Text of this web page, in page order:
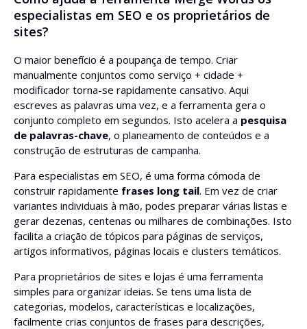
especialistas em SEO e os proprietários de
sites?
O maior benefício é a poupança de tempo. Criar
manualmente conjuntos como serviço + cidade +
modificador torna-se rapidamente cansativo. Aqui
escreves as palavras uma vez, e a ferramenta gera o
conjunto completo em segundos. Isto acelera a pesquisa
de palavras-chave, o planeamento de conteúdos e a
construção de estruturas de campanha.
Para especialistas em SEO, é uma forma cómoda de
construir rapidamente frases long tail. Em vez de criar
variantes individuais à mão, podes preparar várias listas e
gerar dezenas, centenas ou milhares de combinações. Isto
facilita a criação de tópicos para páginas de serviços,
artigos informativos, páginas locais e clusters temáticos.
Para proprietários de sites e lojas é uma ferramenta
simples para organizar ideias. Se tens uma lista de
categorias, modelos, características e localizações,
facilmente crias conjuntos de frases para descrições,